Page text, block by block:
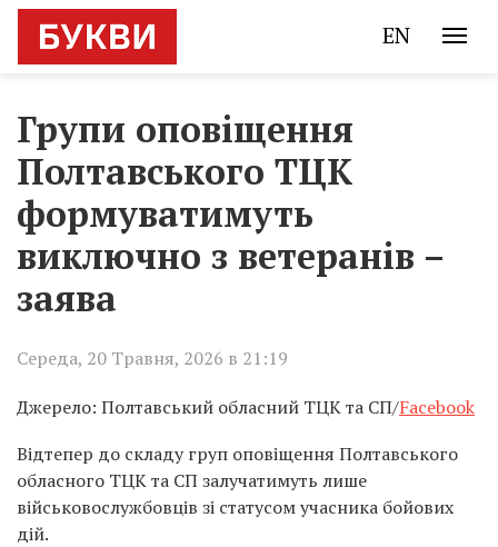
EN
Групи оповіщення
Полтавського ТЦК
формуватимуть
виключно з ветеранів –
заява
Середа, 20 Травня, 2026 в 21:19
Джерело: Полтавський обласний ТЦК та СП/Facebook
Відтепер до складу груп оповіщення Полтавського
обласного ТЦК та СП залучатимуть лише
військовослужбовців зі статусом учасника бойових
дій.